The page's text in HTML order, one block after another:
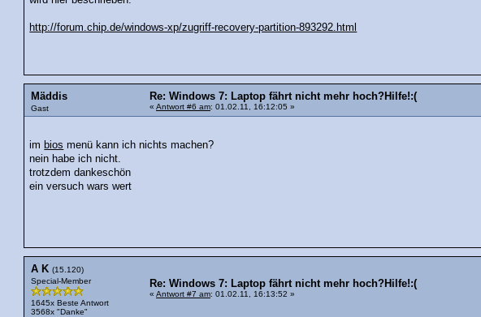
http://forum.chip.de/windows-xp/zugriff-recovery-partition-893292.html
Mäddis
Gast
Re: Windows 7: Laptop fährt nicht mehr hoch?Hilfe!:(
« Antwort #6 am: 01.02.11, 16:12:05 »
im bios menü kann ich nichts machen?
nein habe ich nicht.
trotzdem dankeschön
ein versuch wars wert
A K (15.120)
Special-Member
1645x Beste Antwort
3568x "Danke"
Re: Windows 7: Laptop fährt nicht mehr hoch?Hilfe!:(
« Antwort #7 am: 01.02.11, 16:13:52 »